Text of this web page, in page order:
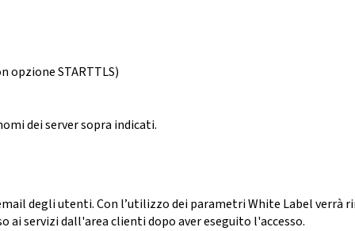
opzione STARTTLS)
dei server sopra indicati.
degli utenti. Con l’utilizzo dei parametri White Label
ai servizi dall'area clienti dopo aver eseguito l'accesso.